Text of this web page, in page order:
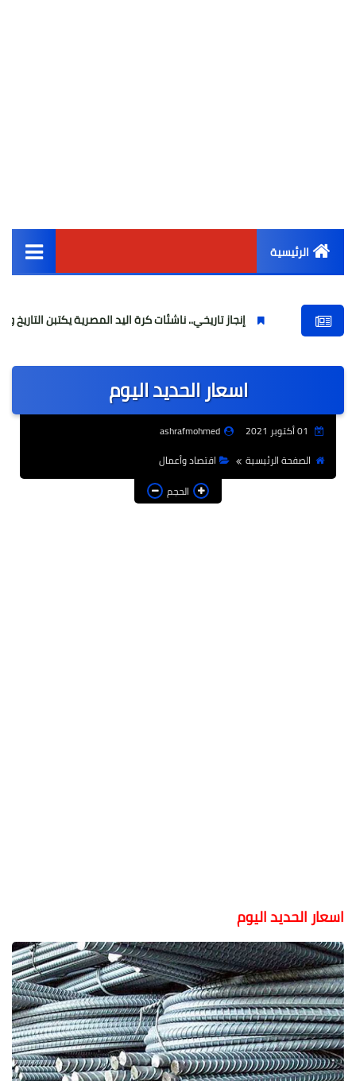
الرئيسية
أخبار مصر
عالمى
الرياضة
حوادث وقضايا
فن
إنجاز تاريخي.. ناشئات كرة اليد المصرية يكتبن التاريخ ويرتقين للمربع
اسعار الحديد اليوم
ashrafmohmed
الصفحة الرئيسية
اقتصاد وأعمال
الحجم
اسعار الحديد اليوم